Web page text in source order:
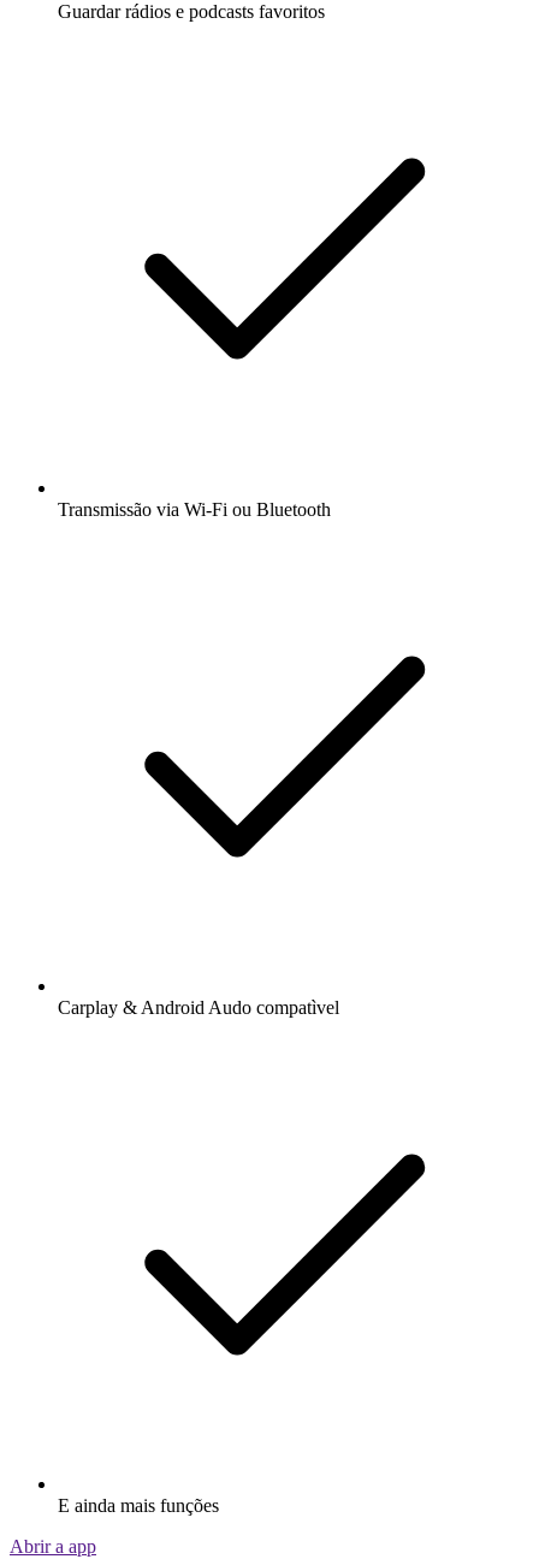
Guardar rádios e podcasts favoritos
Transmissão via Wi-Fi ou Bluetooth
Carplay & Android Audo compatìvel
E ainda mais funções
Abrir a app